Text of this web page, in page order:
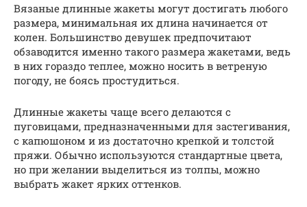
Вязаные длинные жакеты могут достигать любого
размера, минимальная их длина начинается от
колен. Большинство девушек предпочитают
обзаводится именно такого размера жакетами, ведь
в них гораздо теплее, можно носить в ветреную
погоду, не боясь простудиться.
Длинные жакеты чаще всего делаются с
пуговицами, предназначенными для застегивания,
с капюшоном и из достаточно крепкой и толстой
пряжи. Обычно используются стандартные цвета,
но при желании выделиться из толпы, можно
выбрать жакет ярких оттенков.